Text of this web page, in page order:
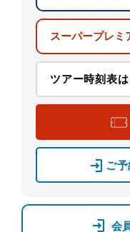
スーパープレミ
ツアー時刻表
ご
会